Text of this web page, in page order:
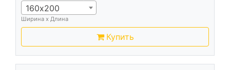
160х200
Ширина х Длина
Купить